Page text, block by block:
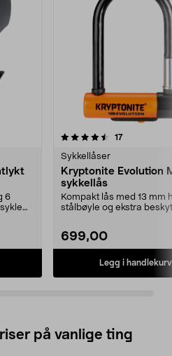
6
17anmeldelser
Sykkellåser
Kryptonite Evolution
sykkellås
Kompakt lås med 13 mm
stålbøyle og ekstra
699,00
Legg i handlekurv
4.5av 5 stjerner
på vanlige ting